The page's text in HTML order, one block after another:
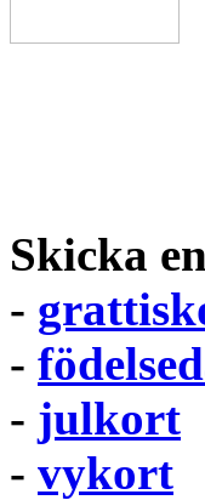
Skicka
-
-
- julkort
- vykort